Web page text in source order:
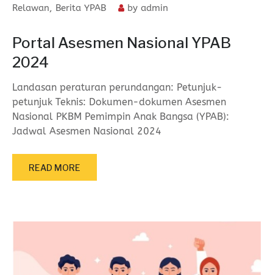
Relawan, Berita YPAB by admin
Portal Asesmen Nasional YPAB
2024
Landasan peraturan perundangan: Petunjuk-
petunjuk Teknis: Dokumen-dokumen Asesmen
Nasional PKBM Pemimpin Anak Bangsa (YPAB):
Jadwal Asesmen Nasional 2024
READ MORE